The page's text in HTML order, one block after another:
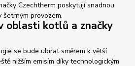
Czechtherm poskytují snadnou
provozem.
oblasti kotlů a značky
se bude ubírat směrem k větší
nižším emisím díky technologickým